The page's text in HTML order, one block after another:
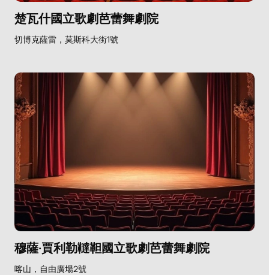
楚瓦什國立歌劇芭蕾舞劇院
切博克薩雷，莫斯科大街1號
穆薩·賈利勒韃靼國立歌劇芭蕾舞劇院
喀山，自由廣場2號